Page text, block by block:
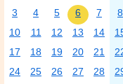
3 4 5 6 7
8
10 11 12 13 14
17 18 19 20 21
24 25 26 27 28